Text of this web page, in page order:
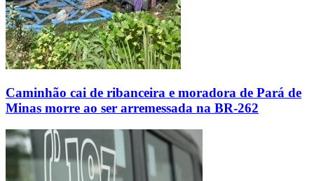
Caminhão cai de ribanceira e moradora de Pará de
Minas morre ao ser arremessada na BR-262